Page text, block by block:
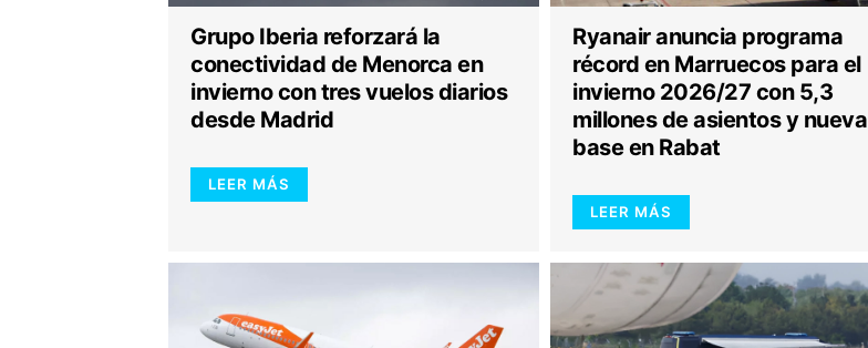
Grupo Iberia reforzará la
conectividad de Menorca en
invierno con tres vuelos diarios
desde Madrid
LEER MÁS
Ryanair anuncia programa
récord en Marruecos para el
invierno 2026/27 con 5,3
millones de asientos y nueva
base en Rabat
LEER MÁS